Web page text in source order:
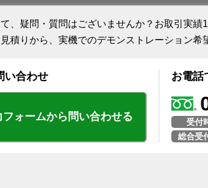
、疑問・質問はございませんか？お取引実績
積りから、実機でのデモンストレーション希
い合わせ
フォームから問い合わせる
お電話
受付
総合受